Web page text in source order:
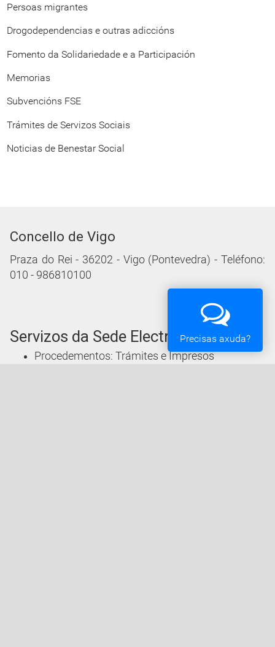
Persoas migrantes
Drogodependencias e outras adiccións
Fomento da Solidariedade e a Participación
Memorias
Subvencións FSE
Trámites de Servizos Sociais
Noticias de Benestar Social
Concello de Vigo
Praza do Rei - 36202 - Vigo (Pontevedra) - Teléfono:
010 - 986810100
Servizos da Sede Electrónica
Procedementos: Trámites e Impresos
Precisas axuda?